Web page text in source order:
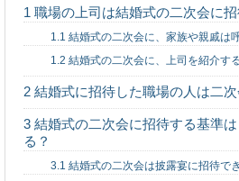
バスケのミニバス練習
る練習メニューを
彼女の言葉がきつい！
1 職場の上司は結婚式の二次会に
1.1 結婚式の二次会に、家族や親戚は
1.2 結婚式の二次会に、上司を紹介す
2 結婚式に招待した職場の人は二
3 結婚式の二次会に招待する基準
る？
3.1 結婚式の二次会は披露宴に招待で